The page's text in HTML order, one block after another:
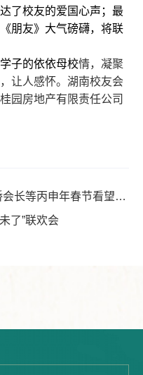
了校友的爱国心声；最
朋友》大气磅礴，将联
子的依依母校情，凝聚
让人感怀。湖南校友会
园房地产有限责任公司
长等丙申年春节看望资
了”联欢会